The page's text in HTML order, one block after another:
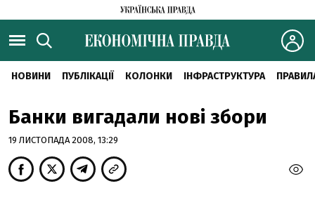
НОВИНИ ПУБЛІКАЦІЇ КОЛОНКИ ІНФРАСТРУКТУРА
Банки вигадали нові збори
19 ЛИСТОПАДА 2008, 13:29